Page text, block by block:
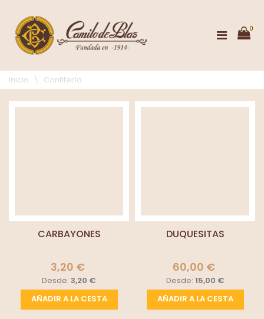
0
Inicio \ Confitería
CARBAYONES
3,20 €
Desde: 3,20 €
AÑADIR A LA CESTA
DUQUESITAS
60,00 €
Desde: 15,00 €
AÑADIR A LA CESTA